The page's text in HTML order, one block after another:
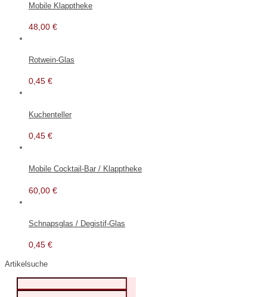
Mobile Klapptheke
48,00 €
Rotwein-Glas
0,45 €
Kuchenteller
0,45 €
Mobile Cocktail-Bar / Klapptheke
60,00 €
Schnapsglas / Degistif-Glas
0,45 €
Artikelsuche